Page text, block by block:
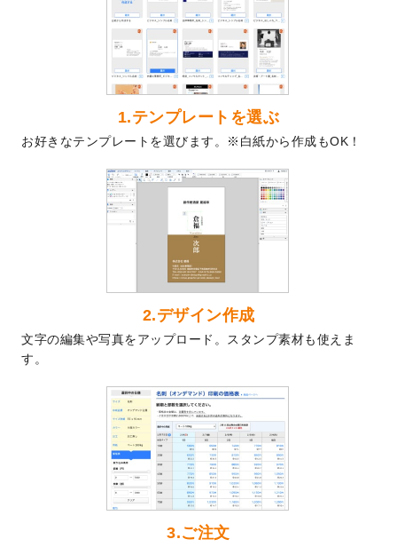
を公開いたしました。
喪中はがきのデザインテンプレート
いたしました。
2025年版1月始まりのカレンダーデザイン
テンプレート
を公開いたしました。
なりました！
プラスチックカードのデザインテンプレー
トを追加しました。
回数券のデザインテンプレート
した。
暑中見舞いのデザインテンプレート
しました。
メッセージカードのデザインテンプレート
を追加しました。
2024/6/14
エコノミータイプののぼりが作成できるよ
うになりました！
【新商品】のぼり
が作成できるようになり
ました！
DMのデザインテンプレートを追加しまし
た。
【新商品】ステッカー
1.テンプレートを選ぶ
お好きなテンプレートを選びます。※白紙から作成もOK！
2.デザイン作成
文字の編集や写真をアップロード。スタンプ素材も使えま
す。
3.ご注文